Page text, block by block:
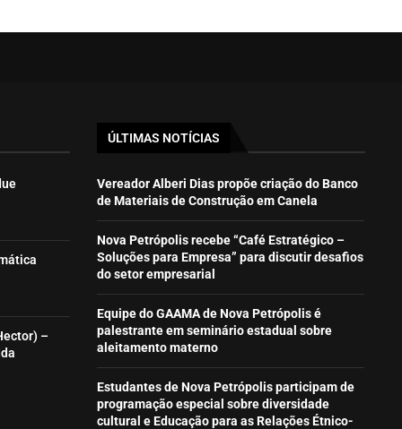
–
ÚLTIMAS NOTÍCIAS
Vereador Alberi Dias propõe criação do Banco
de Materiais de Construção em Canela
Nova Petrópolis recebe “Café Estratégico –
Soluções para Empresa” para discutir desafios
do setor empresarial
Equipe do GAAMA de Nova Petrópolis é
palestrante em seminário estadual sobre
aleitamento materno
Estudantes de Nova Petrópolis participam de
programação especial sobre diversidade
cultural e Educação para as Relações Étnico-